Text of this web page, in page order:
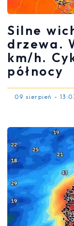
Silne
drzewa.
km/h.
północy
09 sierpień -